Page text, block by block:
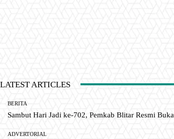
LATEST ARTICLES
BERITA
Sambut Hari Jadi ke-702, Pemkab Blitar Resmi
ADVERTORIAL